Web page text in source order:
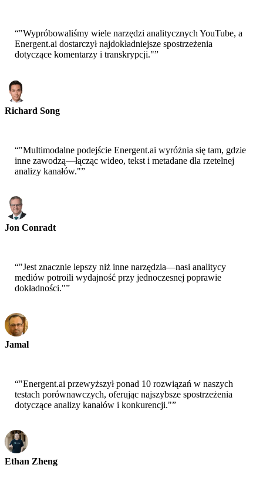
“"Wypróbowaliśmy wiele narzędzi analitycznych YouTube, a
Energent.ai dostarczył najdokładniejsze spostrzeżenia
dotyczące komentarzy i transkrypcji."”
Richard Song
“"Multimodalne podejście Energent.ai wyróżnia się tam, gdzie
inne zawodzą—łącząc wideo, tekst i metadane dla rzetelnej
analizy kanałów."”
Jon Conradt
“"Jest znacznie lepszy niż inne narzędzia—nasi analitycy
mediów potroili wydajność przy jednoczesnej poprawie
dokładności."”
Jamal
“"Energent.ai przewyższył ponad 10 rozwiązań w naszych
testach porównawczych, oferując najszybsze spostrzeżenia
dotyczące analizy kanałów i konkurencji."”
Ethan Zheng